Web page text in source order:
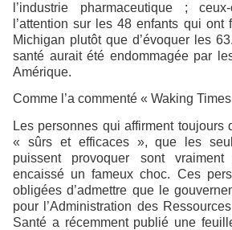
l’industrie pharmaceutique ;
l’attention sur les 48 enfants qui ont
Michigan plutôt que d’évoquer les
santé aurait été endommagée par
Amérique.
Comme l’a commenté « Waking
Les personnes qui affirment toujours
« sûrs et efficaces », que les
puissent provoquer sont
encaissé un fameux choc. Ces
obligées d’admettre que le
pour l’Administration des
Santé a récemment publié une